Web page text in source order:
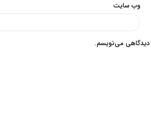
وب‌ سایت
دیدگاهی می‌نویسم.